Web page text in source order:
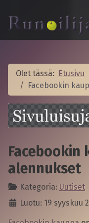
Olet tässä: Etusivu
Facebookin
Facebookin
alennukset
Kategoria: Uutiset
Luotu: 19 syyskuu